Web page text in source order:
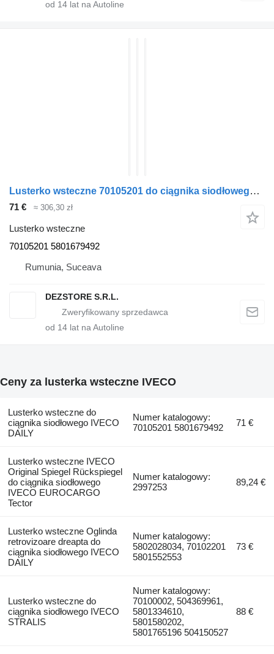
od 14 lat na Autoline
Lusterko wsteczne 70105201 do ciągnika siodłowego IVECO DAILY
71 € ≈ 306,30 zł
Lusterko wsteczne
70105201 5801679492
Rumunia, Suceava
DEZSTORE S.R.L.
od 14 lat na Autoline
Ceny za lusterka wsteczne IVECO
Lusterko wsteczne do
ciągnika siodłowego IVECO
DAILY
Numer katalogowy:
70105201 5801679492
71 €
Lusterko wsteczne IVECO
Original Spiegel Rückspiegel
do ciągnika siodłowego
IVECO EUROCARGO
Tector
Numer katalogowy:
2997253
89,24 €
Lusterko wsteczne Oglinda
retrovizoare dreapta do
ciągnika siodłowego IVECO
DAILY
Numer katalogowy:
5802028034, 70102201
5801552553
73 €
Lusterko wsteczne do
ciągnika siodłowego IVECO
STRALIS
Numer katalogowy:
70100002, 504369961,
5801334610,
5801580202,
5801765196 504150527
88 €